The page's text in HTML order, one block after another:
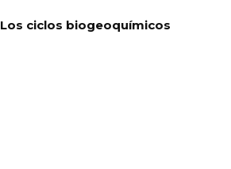
Los ciclos biogeoquímicos